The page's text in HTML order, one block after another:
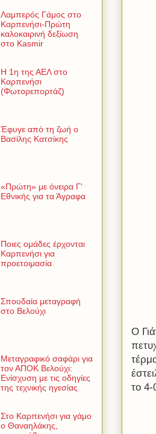
Ο
το 4-
Λαμπερός Γάμος στο
Καρπενήσι-Πρώτη
καλοκαιρινή δεξίωση
στο Kasmir
Η 1η της ΑΕΛ στο
Καρπενήσι
(Φωτορεπορτάζ)
Έφυγε από τη ζωή ο
Βασίλης Κατσίκης
«Πρώτη» με όνειρα Γ'
Εθνικής για τα Άγραφα
Ποιες ομάδες έρχονται
Καρπενήσι για
προετοιμασία
Σπουδαία μεταγραφή
στο Βελούχι
Μεταγραφικό σαφάρι για
τον ΑΠΟΚ Βελούχι:
Ενίσχυση με τις οδηγίες
της τεχνικής ηγεσίας
Στο Καρπενήσι για γάμο
ο Θαναηλάκης,